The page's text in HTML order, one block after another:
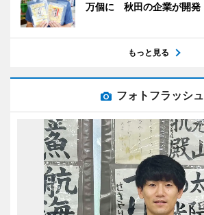
万個に 秋田の企業が開発
もっと見る
フォトフラッシュ